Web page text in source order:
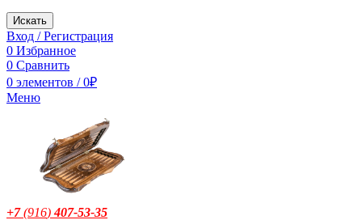
Искать
Вход / Регистрация
0 Избранное
0 Сравнить
0 элементов / 0₽
Меню
+7(916)407-53-35